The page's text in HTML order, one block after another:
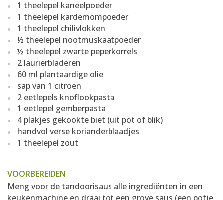
1 theelepel kaneelpoeder
1 theelepel kardemompoeder
1 theelepel chilivlokken
½ theelepel nootmuskaatpoeder
½ theelepel zwarte peperkorrels
2 laurierbladeren
60 ml plantaardige olie
sap van 1 citroen
2 eetlepels knoflookpasta
1 eetlepel gemberpasta
4 plakjes gekookte biet (uit pot of blik)
handvol verse korianderblaadjes
1 theelepel zout
VOORBEREIDEN
Meng voor de tandoorisaus alle ingrediënten in een
keukenmachine en draai tot een grove saus (een potje